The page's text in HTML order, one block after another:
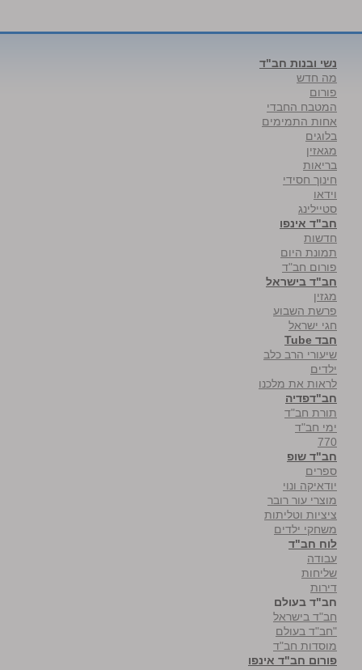
נשי ובנות חב"ד
מה חדש
פורום
המטבח החבדי
אחות התמימים
בלוגים
מגאזין
בריאות
חינוך חסידי
וידאו
סטיילינג
חב"ד אינפו
חדשות
תמונת היום
פורום חב"ד
חב"ד בישראל
מגזין
פרשת השבוע
חגי ישראל
חבד Tube
שיעורי הרב כלב
ילדים
לראות את מלכנו
חב"דפדיה
תורת חב"ד
ימי חב"ד
770
חב"ד שופ
ספרים
יודאיקה ונוי
מוצרי עור רובר
ציציות וטליתות
משחקי ילדים
לוח חב"ד
עבודה
שליחות
דירות
חב"ד בעולם
חב"ד בישראל
"חב"ד בעולם
מוסדות חב"ד
פורום חב"ד אינפו